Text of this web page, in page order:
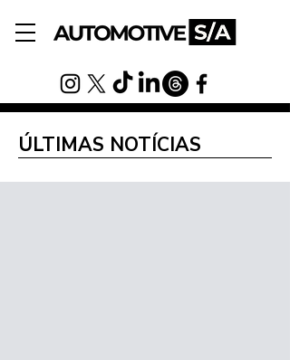
ÚLTIMAS NOTÍCIAS